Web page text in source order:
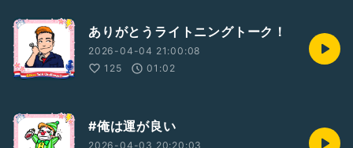
ありがとうライトニングトーク！
2026-04-04 21:00:08
125
01:02
#俺は運が良い
2026-04-03 20:20:03